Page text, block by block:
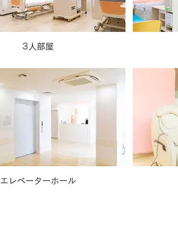
3人部屋
エレベーターホール